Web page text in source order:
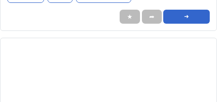
★ ➦ ➜